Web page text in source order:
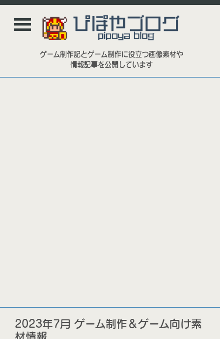
ゲーム制作記とゲーム制作に役立つ画像素材や
情報記事を公開しています
2023年7月 ゲーム制作＆ゲーム向け素
材情報